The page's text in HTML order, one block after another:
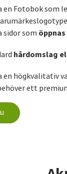
en Fotobok som
sidor som
hårdomslag
en högkvalitativ
ett